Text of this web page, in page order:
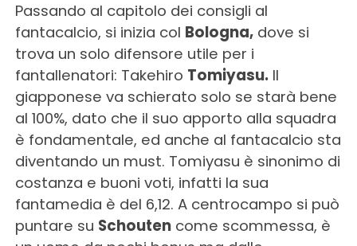
Passando al capitolo dei consigli al
fantacalcio, si inizia col Bologna,dove si
trova un solo difensore utile per i
fantallenatori: Takehiro Tomiyasu. Il
giapponese va schierato solo se starà bene
al 100%, dato che il suo apporto alla squadra
è fondamentale, ed anche al fantacalcio sta
diventando un must. Tomiyasu è sinonimo di
costanza e buoni voti, infatti la sua
fantamedia è del 6,12. A centrocampo si può
puntare su Schoutencome scommessa, è